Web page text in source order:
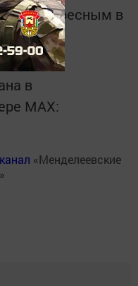
и интересным в
в
MАХ:
«Менделеевские